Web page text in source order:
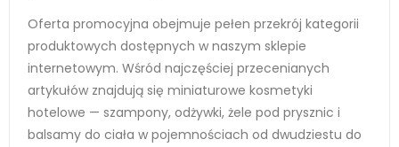
Oferta promocyjna obejmuje pełen przekrój kategorii
produktowych dostępnych w naszym sklepie
internetowym. Wśród najczęściej przecenianych
artykułów znajdują się miniaturowe kosmetyki
hotelowe — szampony, odżywki, żele pod prysznic i
balsamy do ciała w pojemnościach od dwudziestu do